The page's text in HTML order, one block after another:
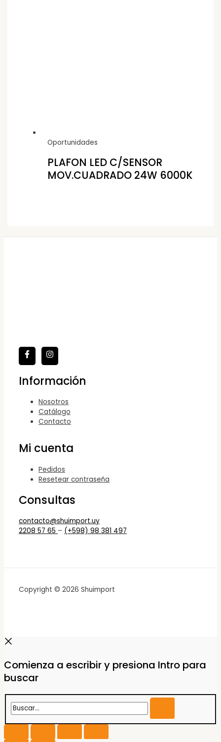
Oportunidades
PLAFON LED C/SENSOR
MOV.CUADRADO 24W 6000K
Información
Nosotros
Catálogo
Contacto
Mi cuenta
Pedidos
Resetear contraseña
Consultas
contacto@shuimport.uy
2208 57 65 – (+598) 98 381 497
Copyright © 2026 Shuimport
Comienza a escribir y presiona Intro para
buscar